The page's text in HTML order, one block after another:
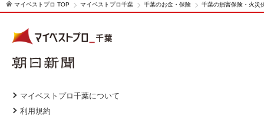
マイベストプロ TOP マイベストプロ千葉 千葉のお金・保険 千葉の損害保険・火災
マイベストプロ千葉について
利用規約